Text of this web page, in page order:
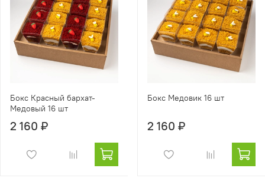
Бокс Красный бархат-
Медовый 16 шт
2 160 ₽
Бокс Медовик 16 шт
2 160 ₽